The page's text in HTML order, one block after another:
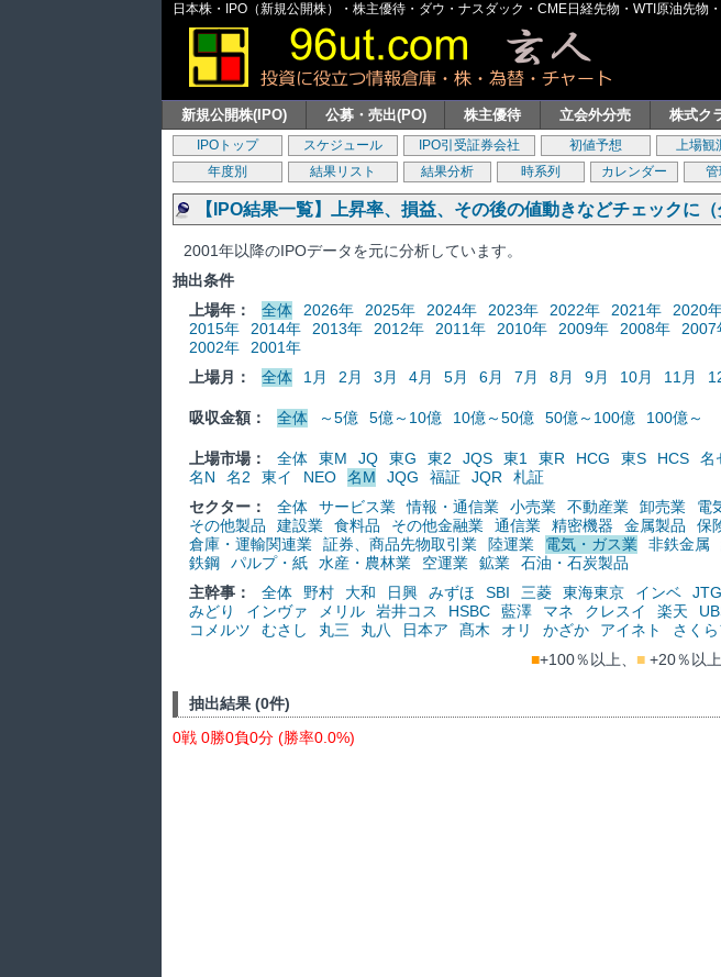
日本株・IPO（新規公開株）・株主優待・ダウ・ナスダック・CME日経先物・WTI原油先
新規公開株(IPO) 公募・売出(PO) 株主優待 立会外分売 株式ク
IPOトップ スケジュール IPO引受証券会社 初値予想 上場観
年度別
結果リスト 結果分析 時系列 カレンダー 管
【IPO結果一覧】上昇率、損益、その後の値動きなどチェックに（
2001年以降のIPOデータを元に分析しています。
抽出条件
上場年：
全体 2026年 2025年 2024年 2023年 2022年 2021年 2020
2015年
2014年 2013年 2012年 2011年 2010年 2009年 2008年 2007
2002年
2001年
上場月：
全体 1月 2月 3月 4月 5月 6月 7月 8月 9月 10月 11月
吸収金額： 全体 ～5億 5億～10億 10億～50億 50億～100億 100億～
上場市場： 全体 東M JQ 東G 東2 JQS 東1 東R HCG 東S HCS 名
名N
名2 東イ NEO 名M JQG 福証 JQR
札証
セクター：
全体 サービス業 情報・通信業 小売業 不動産業 卸売業 電
その他製品
建設業 食料品 その他金融業 通信業 精密機器 金属製品 保
倉庫・運輸関連業
証券、商品先物取引業 陸運業 電気・ガス業 非鉄金属
鉄鋼
パルプ・紙 水産・農林業 空運業 鉱業
石油・石炭製品
主幹事：
全体 野村 大和 日興 みずほ SBI 三菱 東海東京 インベ JTG
みどり
インヴァ メリル 岩井コス HSBC 藍澤 マネ クレスイ 楽天
コメルツ
むさし 丸三 丸八 日本ア 髙木 オリ かざか アイネト
さく
■+100％以上、 ■+20％以上
抽出結果 (0件)
0戦 0勝0負0分 (勝率0.0%)